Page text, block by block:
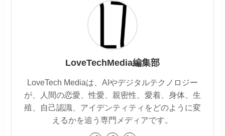
LoveTechMedia編集部
LoveTech Mediaは、AIやデジタルテクノロジー
が、人間の恋愛、性愛、親密性、愛着、身体、生
殖、自己認識、アイデンティティをどのように変
えるかを追う専門メディアです。